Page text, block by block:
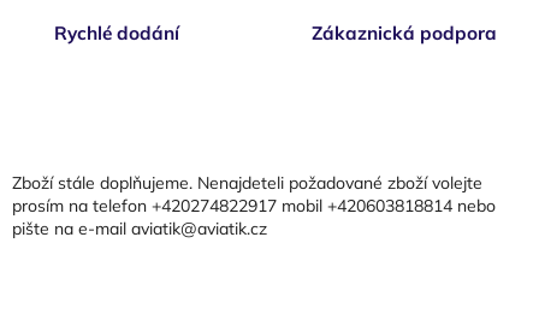
k
y
Rychlé dodání Zákaznická podpora
aZboží stále doplňujeme. Nenajdeteli požadované zboží volejte
prosím na telefon +420274822917 mobil +420603818814 nebo
pište na e-mail aviatik@aviatik.cz